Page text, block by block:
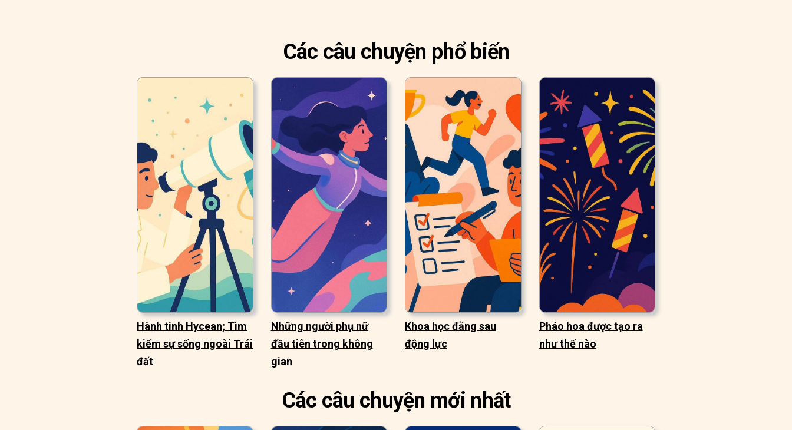
Các câu chuyện phổ biến
Hành tinh Hycean; Tìm
kiếm sự sống ngoài Trái
đất
Những người phụ nữ
đầu tiên trong không
gian
Khoa học đằng sau
động lực
Pháo hoa được tạo ra
như thế nào
Các câu chuyện mới nhất